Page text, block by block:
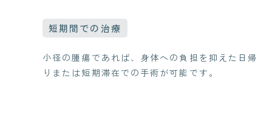
短期間での治療
小径の腫瘍であれば、身体への負担を抑えた日帰
りまたは短期滞在での手術が可能です。